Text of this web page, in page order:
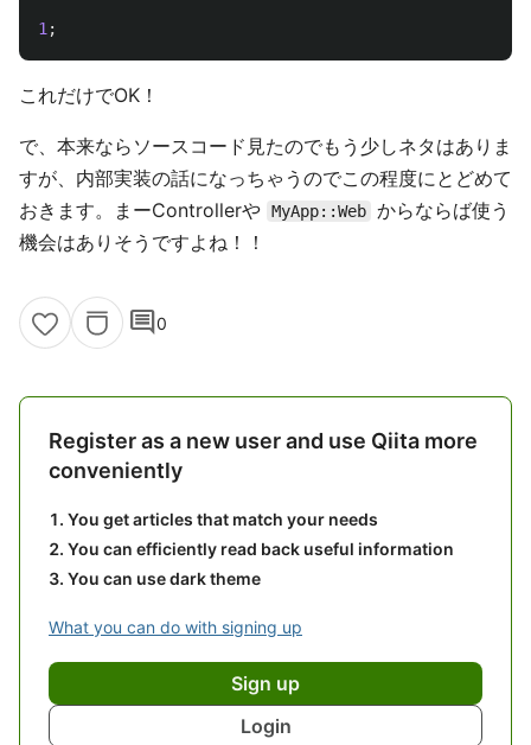
1 ;
これだけでOK！
で、本来ならソースコード見たのでもう少しネタはありま
すが、内部実装の話になっちゃうのでこの程度にとどめて
おきます。まーControllerや MyApp::Web からならば使う
機会はありそうですよね！！
comment0
Register as a new user and use Qiita more
conveniently
You get articles that match your needs
You can efficiently read back useful information
You can use dark theme
What you can do with signing up
Sign up
Login